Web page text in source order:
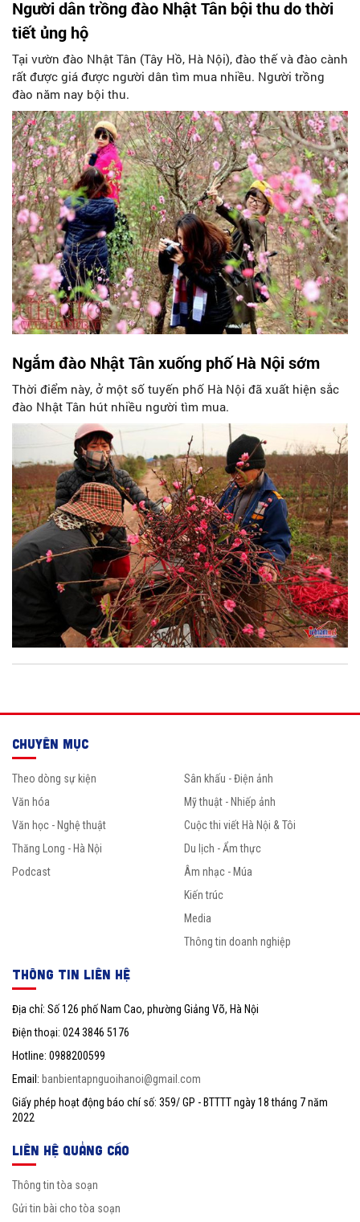
Người dân trồng đào Nhật Tân bội thu do thời
tiết ủng hộ
Tại vườn đào Nhật Tân (Tây Hồ, Hà Nội), đào thế và đào cành
rất được giá được người dân tìm mua nhiều. Người trồng
đào năm nay bội thu.
Ngắm đào Nhật Tân xuống phố Hà Nội sớm
Thời điểm này, ở một số tuyến phố Hà Nội đã xuất hiện sắc
đào Nhật Tân hút nhiều người tìm mua.
CHUYÊN MỤC
Theo dòng sự kiện
Văn hóa
Văn học - Nghệ thuật
Thăng Long - Hà Nội
Podcast
Sân khấu - Điện ảnh
Mỹ thuật - Nhiếp ảnh
Cuộc thi viết Hà Nội & Tôi
Du lịch - Ẩm thực
Âm nhạc - Múa
Kiến trúc
Media
Thông tin doanh nghiệp
THÔNG TIN LIÊN HỆ
Địa chỉ: Số 126 phố Nam Cao, phường Giảng Võ, Hà Nội
Điện thoại: 024 3846 5176
Hotline: 0988200599
Email: banbientapnguoihanoi@gmail.com
Giấy phép hoạt động báo chí số: 359/ GP - BTTTT ngày 18 tháng 7 năm
2022
LIÊN HỆ QUẢNG CÁO
Thông tin tòa soạn
Gửi tin bài cho tòa soạn